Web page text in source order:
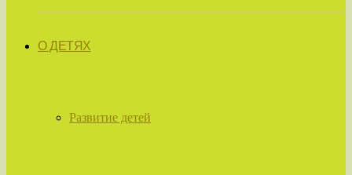
О ДЕТЯХ
Развитие детей